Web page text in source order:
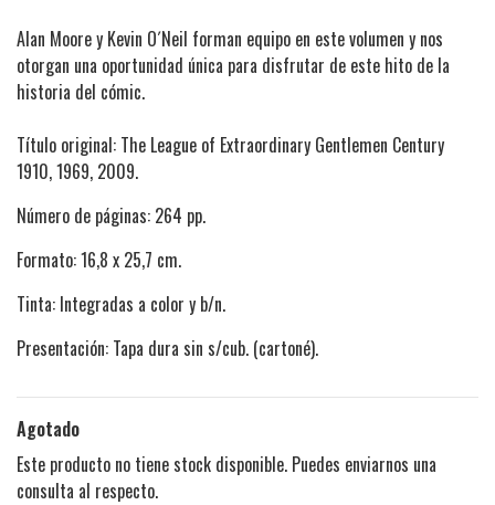
Alan Moore y Kevin O´Neil forman equipo en este volumen y nos
otorgan una oportunidad única para disfrutar de este hito de la
historia del cómic.
Título original: The League of Extraordinary Gentlemen Century
1910, 1969, 2009.
Número de páginas: 264 pp.
Formato: 16,8 x 25,7 cm.
Tinta: Integradas a color y b/n.
Presentación: Tapa dura sin s/cub. (cartoné).
Agotado
Este producto no tiene stock disponible. Puedes enviarnos una
consulta al respecto.